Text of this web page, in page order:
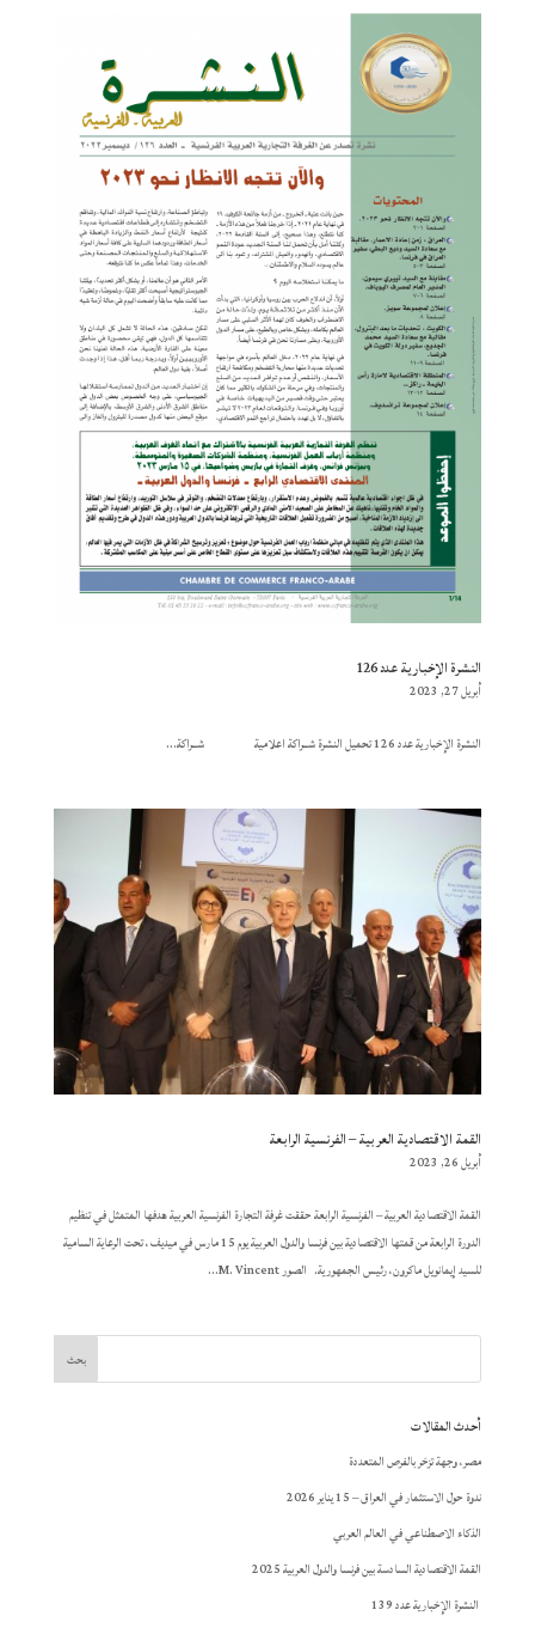
النشرة الإخبارية عدد 126
أبريل 27, 2023
النشرة الإخبارية عدد 126 تحميل النشرة شــراكة اعلامية شــراكة...
القمة الاقتصادية العربية – الفرنسية الرابعة
أبريل 26, 2023
القمة الاقتصادية العربية – الفرنسية الرابعة حققت غرفة التجارة الفرنسية العربية هدفها المتمثل في تنظيم
الدورة الرابعة من قمتها الاقتصادية بين فرنسا والدول العربية يوم 15 مارس في ميديف، تحت الرعاية السامية
للسيد إيمانويل ماكرون، رئيس الجمهورية. الصور M. Vincent...
أحدث المقالات
مصر، وجهة تزخر بالفرص المتعددة
ندوة حول الاستثمار في العراق – 15 يناير 2026
الذكاء الاصطناعي في العالم العربي
القمة الاقتصادية السادسة بين فرنسا والدول العربية 2025
النشرة الإخبارية عدد 139